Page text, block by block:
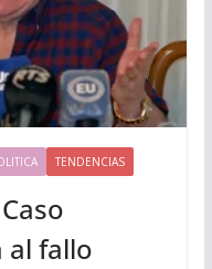
TENDENCIAS
al fallo